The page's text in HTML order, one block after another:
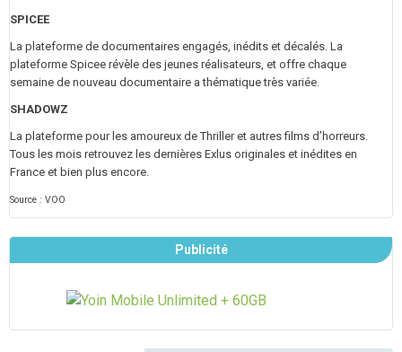
SPICEE
La plateforme de documentaires engagés, inédits et décalés. La
plateforme Spicee révèle des jeunes réalisateurs, et offre chaque
semaine de nouveau documentaire a thématique très variée.
SHADOWZ
La plateforme pour les amoureux de Thriller et autres films d’horreurs.
Tous les mois retrouvez les dernières Exlus originales et inédites en
France et bien plus encore.
Source : VOO
Publicité